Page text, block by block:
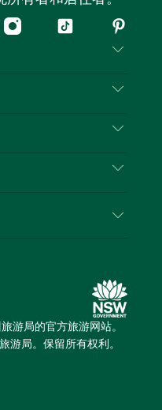
Instagram
抖
游局的官方旅游网站。
游局。保留所有权利。